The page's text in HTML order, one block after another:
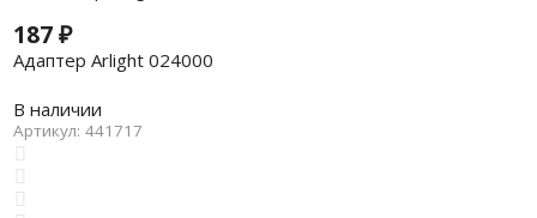
187₽
Адаптер Arlight 024000
В наличии
Артикул: 441717